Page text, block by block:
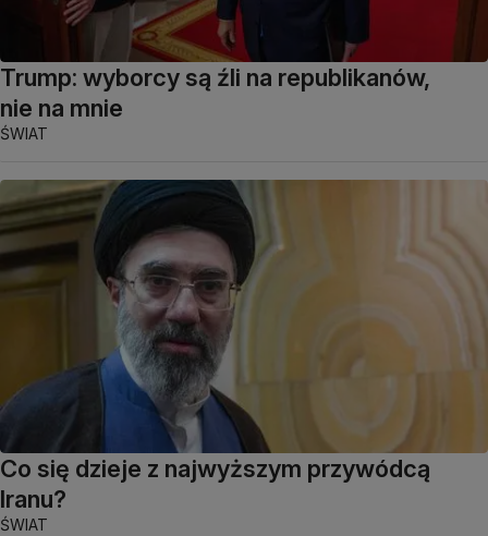
Trump: wyborcy są źli na republikanów,
nie na mnie
ŚWIAT
Co się dzieje z najwyższym przywódcą
Iranu?
ŚWIAT